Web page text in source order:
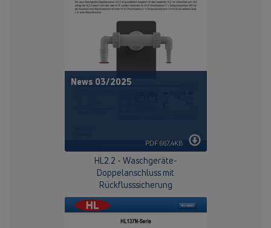
News 03/2025
PDF 667,4KB
HL2.2 - Waschgeräte-
Doppelanschluss mit
Rückflusssicherung